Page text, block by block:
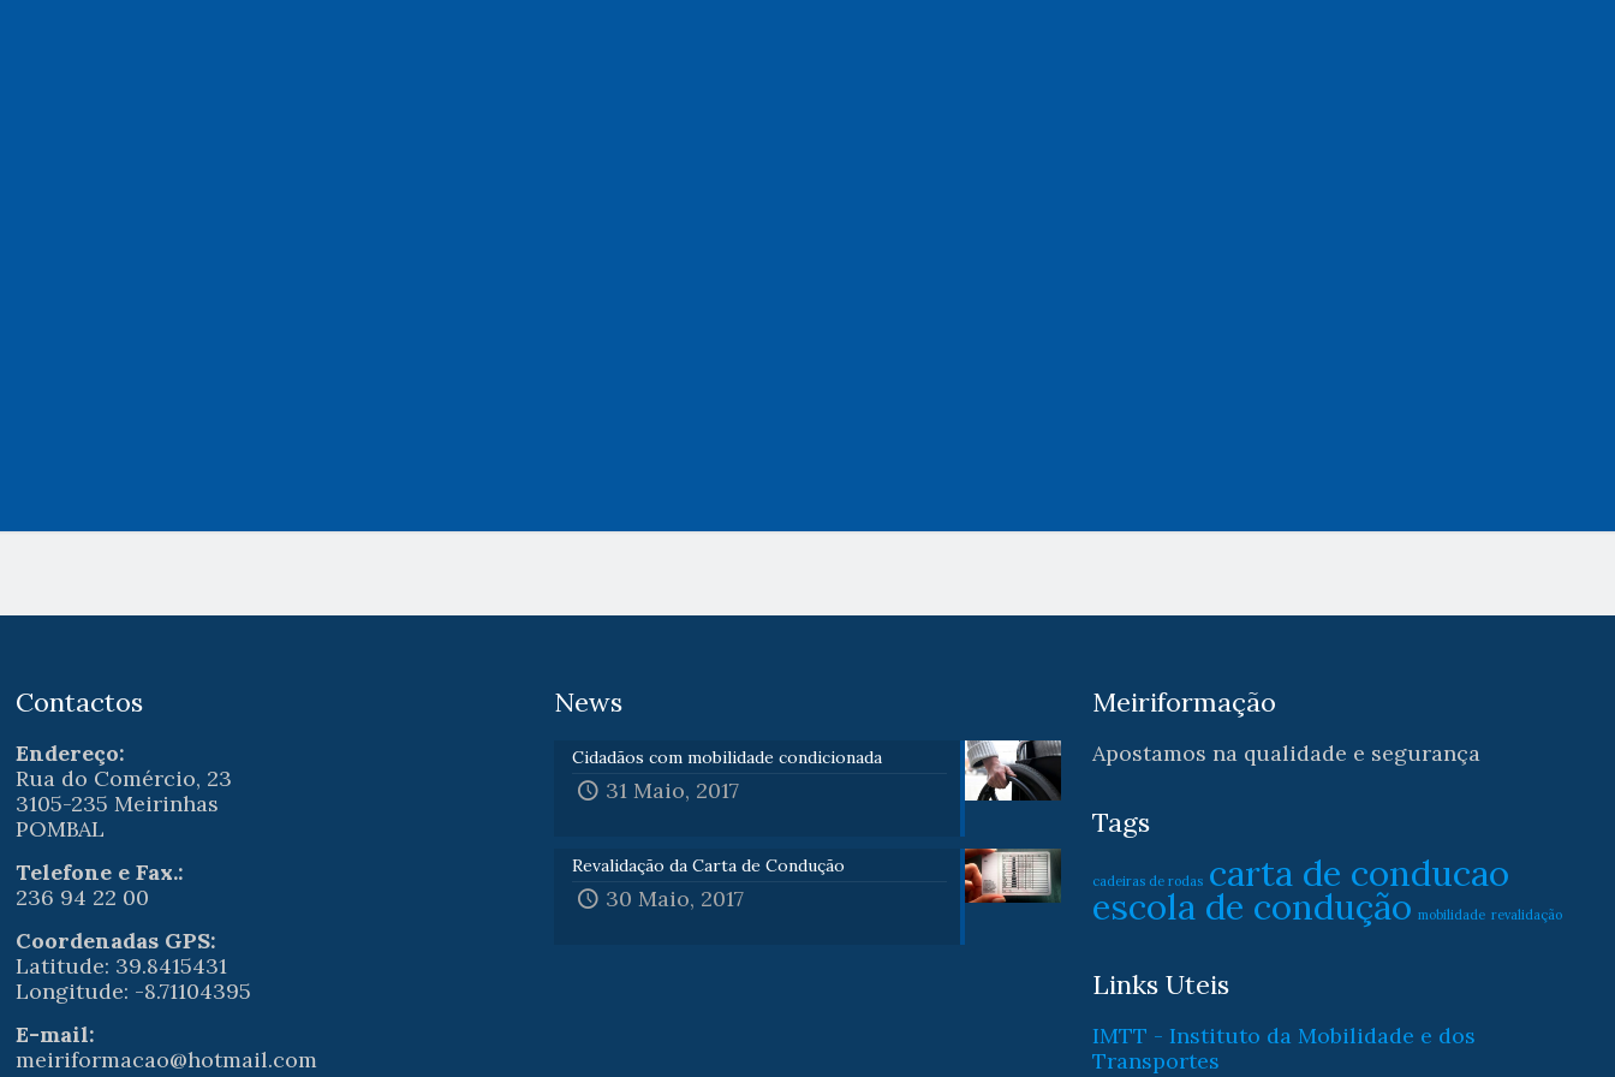
Contactos
Endereço:
Rua do Comércio, 23
3105-235 Meirinhas
POMBAL
Telefone e Fax.:
236 94 22 00
Coordenadas GPS:
Latitude: 39.8415431
Longitude: -8.71104395
E-mail:
meiriformacao@hotmail.com
News
Cidadãos com mobilidade condicionada
31 Maio, 2017
Revalidação da Carta de Condução
30 Maio, 2017
Meiriformação
Apostamos na qualidade e segurança
Tags
cadeiras de rodas carta de conducao
escola de condução mobilidade revalidação
Links Uteis
IMTT - Instituto da Mobilidade e dos
Transportes